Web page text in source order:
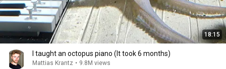
18:15
I taught an octopus piano (It took 6 months)
Mattias Krantz • 9.8M views